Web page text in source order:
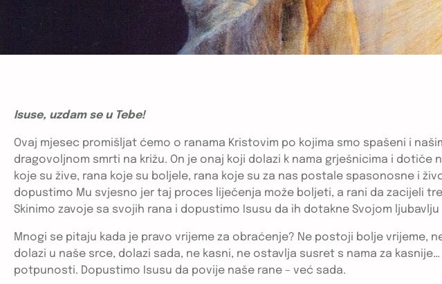
Isuse, uzdam se u Tebe!
Ovaj mjesec promišljat ćemo o ranama Kristovim po kojima smo spašeni i
dragovoljnom smrti na križu. On je onaj koji dolazi k nama grješnicima i
koje su žive, rana koje su boljele, rana koje su za nas postale spasonosne i
dopustimo Mu svjesno jer taj proces liječenja može boljeti, a rani da zacijeli
Skinimo zavoje sa svojih rana i dopustimo Isusu da ih dotakne Svojom ljubavlju
Mnogi se pitaju kada je pravo vrijeme za obraćenje? Ne postoji bolje vrijeme,
dolazi u naše srce, dolazi sada, ne kasni, ne ostavlja susret s nama za
potpunosti. Dopustimo Isusu da povije naše rane – već sada.